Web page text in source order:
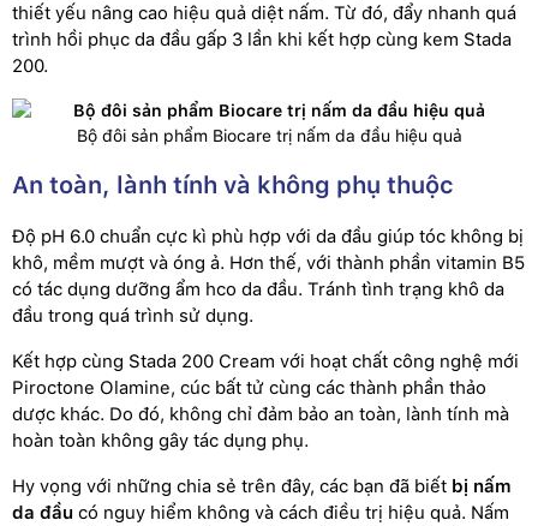
thiết yếu nâng cao hiệu quả diệt nấm. Từ đó, đẩy nhanh quá
trình hồi phục da đầu gấp 3 lần khi kết hợp cùng kem Stada
200.
Bộ đôi sản phẩm Biocare trị nấm da đầu hiệu quả
An toàn, lành tính và không phụ thuộc
Độ pH 6.0 chuẩn cực kì phù hợp với da đầu giúp tóc không bị
khô, mềm mượt và óng ả. Hơn thế, với thành phần vitamin B5
có tác dụng dưỡng ẩm hco da đầu. Tránh tình trạng khô da
đầu trong quá trình sử dụng.
Kết hợp cùng Stada 200 Cream với hoạt chất công nghệ mới
Piroctone Olamine, cúc bất tử cùng các thành phần thảo
dược khác. Do đó, không chỉ đảm bảo an toàn, lành tính mà
hoàn toàn không gây tác dụng phụ.
Hy vọng với những chia sẻ trên đây, các bạn đã biết bị nấm
da đầu có nguy hiểm không và cách điều trị hiệu quả. Nấm